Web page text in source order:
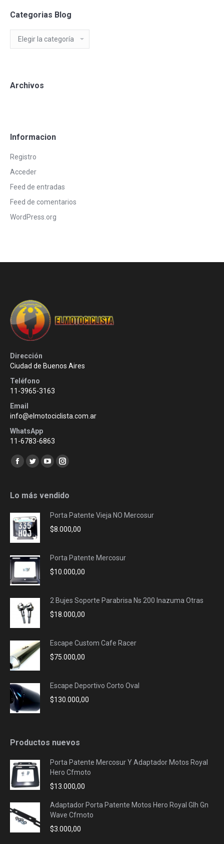
Categorias Blog
Categorias
Blog
Archivos
Informacion
Registro
Acceder
Feed de entradas
Feed de comentarios
WordPress.org
Dirección
Ciudad de Buenos Aires
Teléfono
11-3965-3163
Email
info@elmotociclista.com.ar
WhatsApp
11-6783-6863
Encuéntranos en:
Facebook
opens
new
window
Twitter
opens
new
window
YouTube
opens
new
window
Instagram
opens
new
window
Lo más vendido
Porta Patente Vieja NO Mercosur
$8.000,00
Porta Patente Mercosur
$10.000,00
2 Bujes Soporte Parabrisa Ns 200 Inazuma Otras
$18.000,00
Escape Custom Cafe Racer
$75.000,00
Escape Deportivo Corto Oval
$130.000,00
Productos nuevos
Porta Patente Mercosur Y Adaptador Motos Royal
Hero Cfmoto
$13.000,00
Adaptador Porta Patente Motos Hero Royal Glh Gn
Wave Cfmoto
$3.000,00